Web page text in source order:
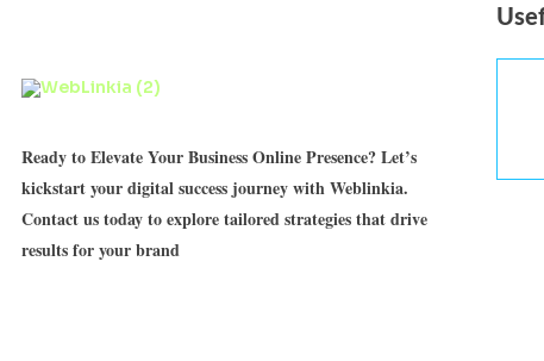
Ready to Elevate Your Business Online Presence? Let’s
kickstart your digital success journey with Weblinkia.
Contact us today to explore tailored strategies that drive
results for your brand